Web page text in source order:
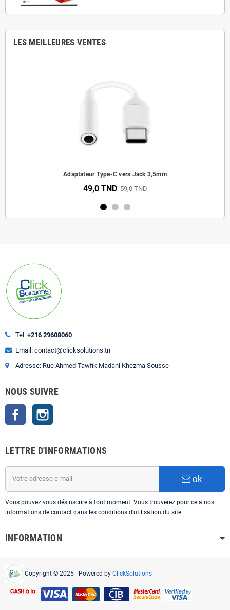
LES MEILLEURES VENTES
Adaptateur Type-C vers Jack 3,5mm
49,0 TND 59,0 TND
Tel: +216 29608060
Email: contact@clicksolutions.tn
Adresse: Rue Ahmed Tawfik Madani Khezma Sousse
NOUS SUIVRE
Facebook
LETTRE D'INFORMATIONS
ok
Vous pouvez vous désinscrire à tout moment. Vous trouverez pour cela nos
informations de contact dans les conditions d'utilisation du site.
INFORMATION
Copyright © 2025 Powered by ClickSolutions